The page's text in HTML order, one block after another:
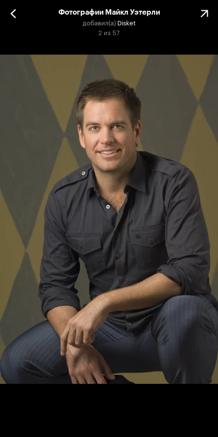
Фотографии Майкл Уэтерли
добавил(а) Disket
2 из 57